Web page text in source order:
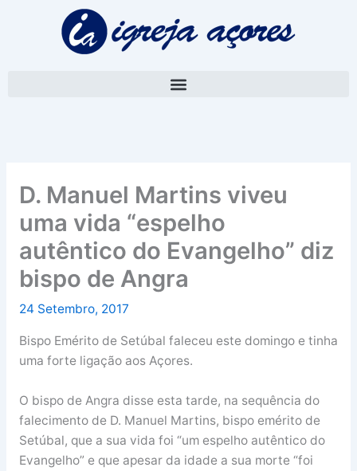
D. Manuel Martins viveu
uma vida “espelho
autêntico do Evangelho” diz
bispo de Angra
24 Setembro, 2017
Bispo Emérito de Setúbal faleceu este domingo e tinha
uma forte ligação aos Açores.
O bispo de Angra disse esta tarde, na sequência do
falecimento de D. Manuel Martins, bispo emérito de
Setúbal, que a sua vida foi “um espelho autêntico do
Evangelho” e que apesar da idade a sua morte “foi